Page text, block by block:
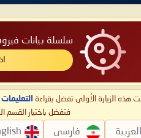
سلسلة بيانات
هذه الزيارة الأولى تفضل بقراءة التعليمات
فتفضل باختيار القسم
العربية فارسی